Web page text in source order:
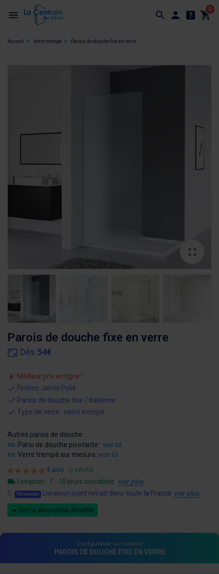
0
Accueil Verre trempé Parois de douche fixe en verre
Parois de douche fixe en verre
Dès 54€
Meilleur prix en ligne !
Finition Joints Polis
Parois de douche fixe / italienne
Type de verre : verre trempé
Autres parois de douche :
Paroi de douche pivotante : voir ici
Verre trempé sur mesure: voir ici
4 avis
vérifié
Livraison : 7 - 10 jours ouvrables
voir plus
Nouveau Livraison point retrait dans toute la France voir plus
Voir la description détaillée
Configuration sur mesure
PAROIS DE DOUCHE FIXE EN VERRE